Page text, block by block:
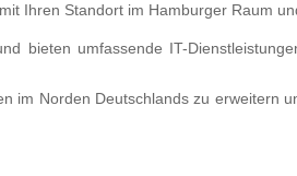
Ihren Standort im Hamburger Raum
bieten umfassende IT-
im Norden Deutschlands zu erweitern